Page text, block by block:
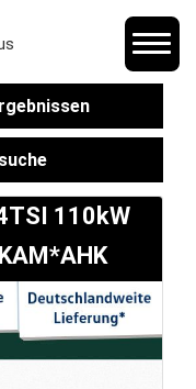
110kW